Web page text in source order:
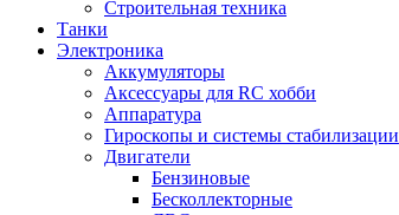
Строительная техника
Танки
Электроника
Аккумуляторы
Аксессуары для RC хобби
Аппаратура
Гироскопы и системы стабилизации
Двигатели
Бензиновые
Бесколлекторные